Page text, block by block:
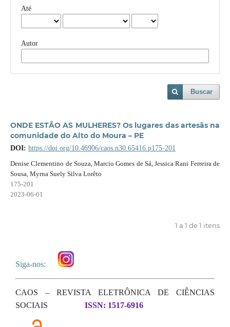
Até
Autor
Buscar
ONDE ESTÃO AS MULHERES? Os lugares das artesãs na
comunidade do Alto do Moura – PE
DOI: https://doi.org/10.46906/caos.n30.65416.p175-201
Denise Clementino de Souza, Marcio Gomes de Sá, Jessica Rani Ferreira de
Sousa, Myrna Suely Silva Lorêto
175-201
2023-06-01
1 a 1 de 1 itens
Siga-nos:
CAOS – REVISTA ELETRÔNICA DE CIÊNCIAS
SOCIAIS
ISSN: 1517-6916